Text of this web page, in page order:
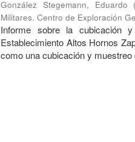
González Stegemann, Eduardo (
Militares. Centro de Exploración
Informe sobre la cubicación
Establecimiento Altos Hornos
como una cubicación y muestreo